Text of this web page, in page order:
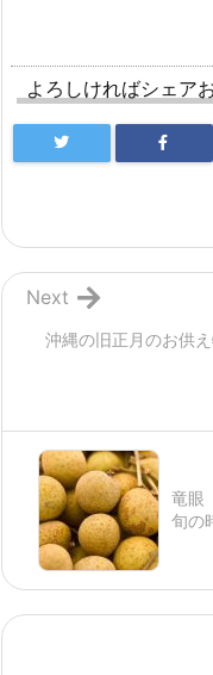
よろしければシェア
沖縄の旧正月のお供
Next
竜眼
旬の